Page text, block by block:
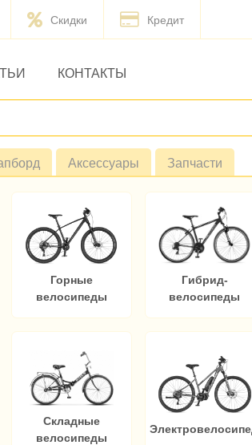
Скидки Кредит
КОНТАКТЫ
Аксессуары Запчасти
Горные
велосипеды
Гибрид-
велосипеды
Складные
велосипеды